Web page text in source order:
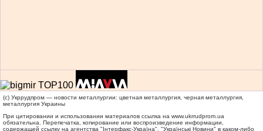
(c) Укррудпром — новости металлургии: цветная металлургия, черная металлургия,
металлургия Украины
При цитировании и использовании материалов ссылка на www.ukrrudprom.ua
обязательна. Перепечатка, копирование или воспроизведение информации,
содержащей ссылку на агентства "Iнтерфакс-Україна", "Українськi Новини" в каком-либо